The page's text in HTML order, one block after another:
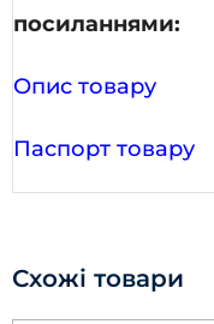
посиланнями:
Опис товару
Паспорт товару
Схожі товари